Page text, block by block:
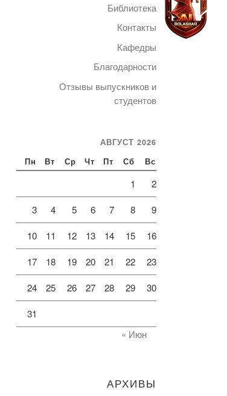
Библиотека
Контакты
Кафедры
Благодарности
Отзывы выпускников и
студентов
АВГУСТ 2026
Пн Вт Ср Чт Пт Сб Вс
1 2
3 4 5 6 7 8 9
10 11 12 13 14 15 16
17 18 19 20 21 22 23
24 25 26 27 28 29 30
31
« Июн
АРХИВЫ